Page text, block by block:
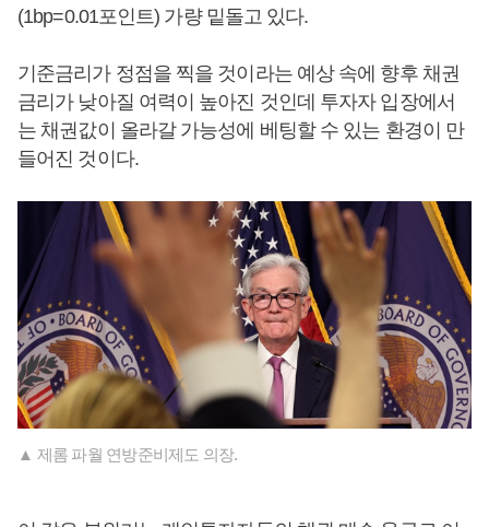
(1bp=0.01포인트) 가량 밑돌고 있다.
기준금리가 정점을 찍을 것이라는 예상 속에 향후 채권
금리가 낮아질 여력이 높아진 것인데 투자자 입장에서
는 채권값이 올라갈 가능성에 베팅할 수 있는 환경이 만
들어진 것이다.
▲ 제롬 파월 연방준비제도 의장.